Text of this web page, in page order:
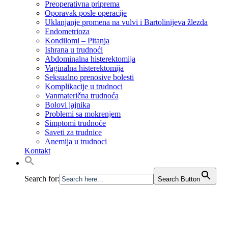
Preoperativna priprema
Oporavak posle operacije
Uklanjanje promena na vulvi i Bartolinijeva žlezda
Endometrioza
Kondilomi – Pitanja
Ishrana u trudnoći
Abdominalna histerektomija
Vaginalna histerektomija
Seksualno prenosive bolesti
Komplikacije u trudnoci
Vanmaterična trudnoća
Bolovi jajnika
Problemi sa mokrenjem
Simptomi trudnoće
Saveti za trudnice
Anemija u trudnoci
Kontakt
Search for: Search Button